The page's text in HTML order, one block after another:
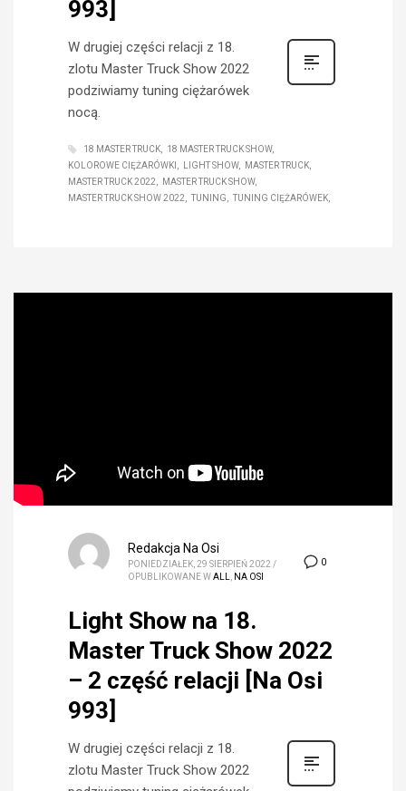
993]
W drugiej części relacji z 18.
zlotu Master Truck Show 2022
podziwiamy tuning ciężarówek
nocą.
18 MASTER TRUCK
18 MASTER TRUCK SHOW
KOLOROWE CIĘŻARÓWKI
LIGHT SHOW
MASTER TRUCK
MASTER TRUCK 2022
MASTER TRUCK SHOW
MASTER TRUCK SHOW 2022
TUNING TUNING CIĘŻARÓWEK
0
Redakcja Na Osi
PONIEDZIAŁEK, 29 SIERPIEŃ 2022 /
OPUBLIKOWANE WALL NA OSI
Light Show na 18.
Master Truck Show 2022
– 2 część relacji [Na Osi
993]
W drugiej części relacji z 18.
zlotu Master Truck Show 2022